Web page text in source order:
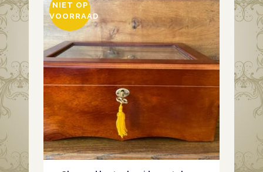
NIET OP
VOORRAAD